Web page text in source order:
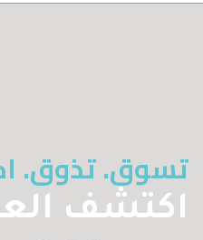
تسوق. تذوق.
اكتشف